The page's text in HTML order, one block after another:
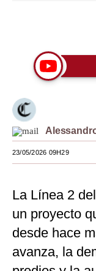
México
Internacional
Tecnología
Club del Suscriptor
Mix
G de Gestión
Notas Contratadas
Podcast
23/05/2026 09H29
La Línea 2
un proyecto
desde hace
avanza, la